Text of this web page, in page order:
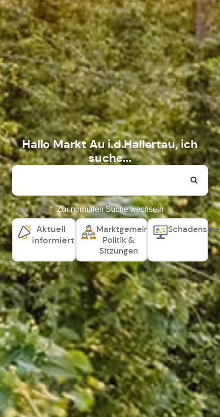
Hallo Markt Au i.d.Hallertau, ich
suche...
Zur normalen Suche wechseln
Aktuell
informiert
Marktgemeinderat,
Politik &
Sitzungen